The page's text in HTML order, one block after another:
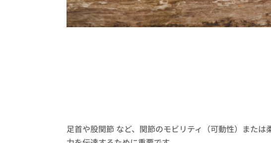
足首や股関節 など、関節のモビリティ（可動性）また